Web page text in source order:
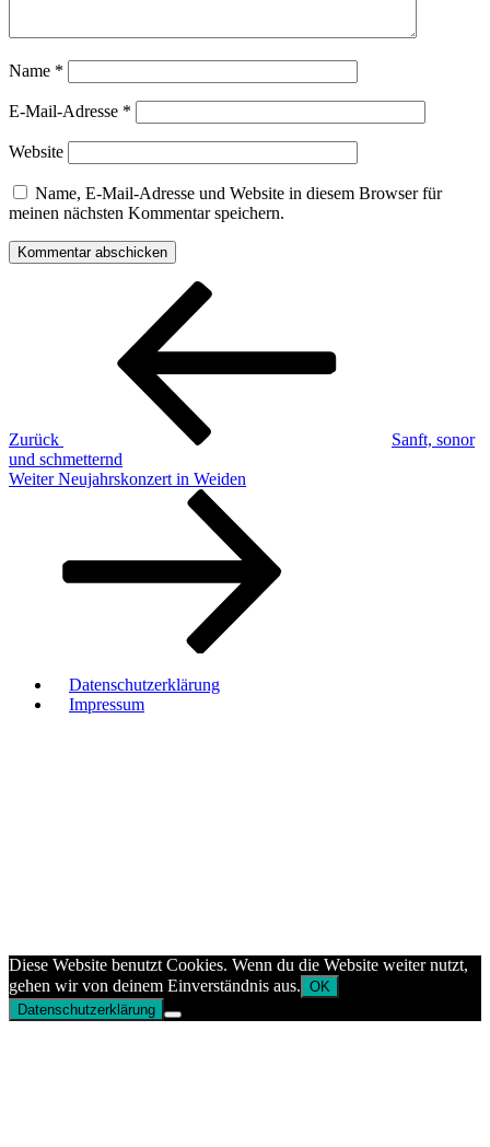
Name *
E-Mail-Adresse *
Website
Name, E-Mail-Adresse und Website in diesem Browser für
meinen nächsten Kommentar speichern.
Beitragsnavigation
Zurück
Sanft, sonor
und schmetternd
Nächster
Weiter Neujahrskonzert in Weiden
Datenschutzerklärung
Impressum
Diese Website benutzt Cookies. Wenn du die Website weiter nutzt,
gehen wir von deinem Einverständnis aus. OK
Datenschutzerklärung